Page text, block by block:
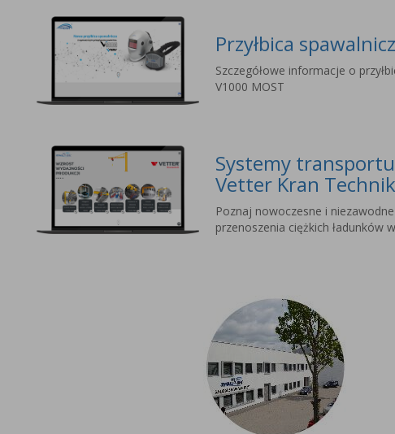
Przyłbica
Szczegółowe informacje o
V1000 MOST
Systemy
Vetter Kran Technik
Poznaj nowoczesne i
przenoszenia ciężkich ładunków